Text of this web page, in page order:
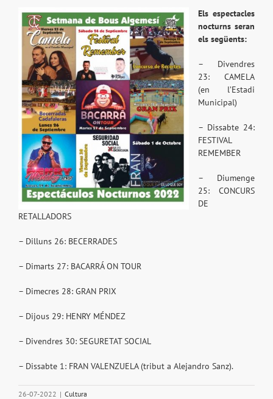
Els espectacles
nocturns seran
els següents:
– Divendres
23: CAMELA
(en l’Estadi
Municipal)
– Dissabte 24:
FESTIVAL
REMEMBER
– Diumenge
25: CONCURS
DE
RETALLADORS
– Dilluns 26: BECERRADES
– Dimarts 27: BACARRÁ ON TOUR
– Dimecres 28: GRAN PRIX
– Dijous 29: HENRY MÉNDEZ
– Divendres 30: SEGURETAT SOCIAL
– Dissabte 1: FRAN VALENZUELA (tribut a Alejandro Sanz).
26-07-2022 | Cultura